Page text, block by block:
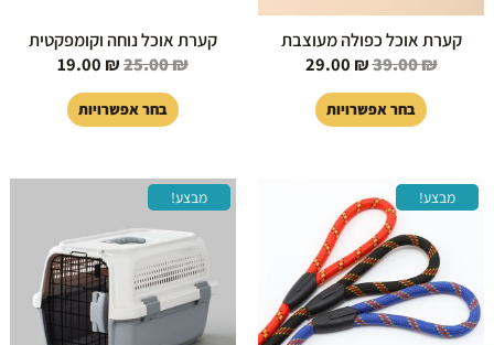
קערת אוכל כפולה מעוצבת
39.00₪
29.00 ₪
בחר אפשרויות
בעמוד
המוצר
קערת אוכל נוחה וקומפקטית
25.00₪
19.00 ₪
בחר אפשרויות
המוצר
מבצע!
המקורי
היה:
49.00 ₪.
זה
יש
מספר
סוגים.
ניתן
לבחור
מבצע!
⁦179.00 ₪⁩
יש
מספר
סוגים.
ניתן
לבחור